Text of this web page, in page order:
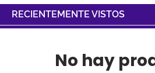
RECIENTEMENTE VISTOS
No hay